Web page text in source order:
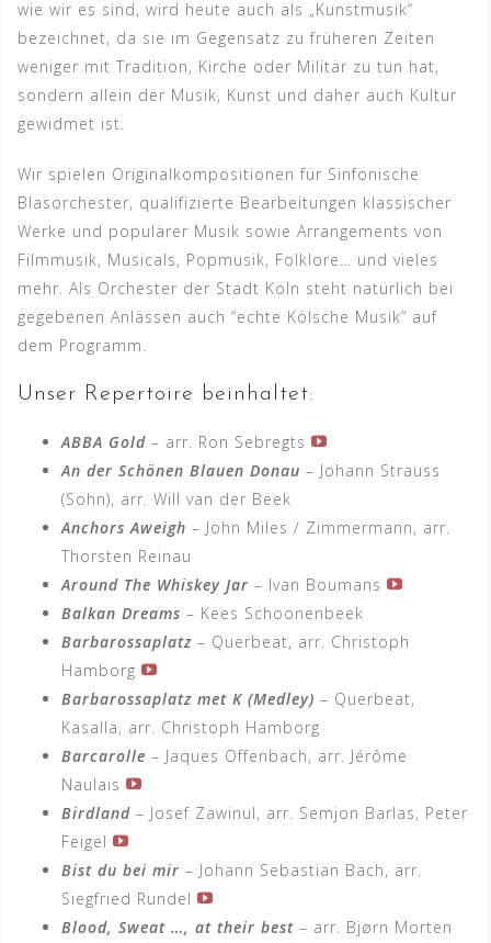
wie wir es sind, wird heute auch als „Kunstmusik“
bezeichnet, da sie im Gegensatz zu früheren Zeiten
weniger mit Tradition, Kirche oder Militär zu tun hat,
sondern allein der Musik, Kunst und daher auch Kultur
gewidmet ist.
Wir spielen Originalkompositionen für Sinfonische
Blasorchester, qualifizierte Bearbeitungen klassischer
Werke und populärer Musik sowie Arrangements von
Filmmusik, Musicals, Popmusik, Folklore… und vieles
mehr. Als Orchester der Stadt Köln steht natürlich bei
gegebenen Anlässen auch “echte Kölsche Musik” auf
dem Programm.
Unser Repertoire beinhaltet:
ABBA Gold – arr. Ron Sebregts
An der Schönen Blauen Donau – Johann Strauss
(Sohn), arr. Will van der Beek
Anchors Aweigh – John Miles / Zimmermann, arr.
Thorsten Reinau
Around The Whiskey Jar – Ivan Boumans
Balkan Dreams – Kees Schoonenbeek
Barbarossaplatz – Querbeat, arr. Christoph
Hamborg
Barbarossaplatz met K (Medley) – Querbeat,
Kasalla, arr. Christoph Hamborg
Barcarolle – Jaques Offenbach, arr. Jérôme
Naulais
Birdland – Josef Zawinul, arr. Semjon Barlas, Peter
Feigel
Bist du bei mir – Johann Sebastian Bach, arr.
Siegfried Rundel
Blood, Sweat …, at their best – arr. Bjørn Morten